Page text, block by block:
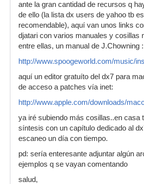
metiendonos en "harina" o en
bién una explicación y
organizan los algoritmos y
un sonido. Sobre trucos de
simplemente comentarios al hilo
aceptados. ¿Que os parece?
Dentro de este hilo se pueden
(DX-7 II en rack), TX-7, DX-5 y
ante la gran cantidad de recursos q
de ello (la lista dx users de yahoo tb
recomendable), aquí van unos links
djatari con varios manuales y cosillas
entre ellas, un manual de J.Chowning :
http://www.spoogeworld.com/music/
aquí un editor gratuíto del dx7 para
de acceso a patches vía inet:
http://www.apple.com/downloads/
ya iré subiendo más cosillas..en casa
síntesis con un capítulo dedicado al
escaneo un día con tiempo.
pd: sería enteresante adjuntar algún
ejemplos q se vayan comentando
salud,